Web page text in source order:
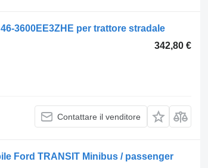
3600EE3ZHE per trattore stradale
342,80 €
Contattare il venditore
Ford TRANSIT Minibus / passenger